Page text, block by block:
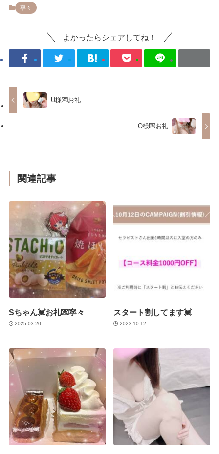
寧々
よかったらシェアしてね！
U様💌お礼
O様💌お礼
関連記事
Sちゃん💓お礼💌寧々
2025.03.20
スタート割してます💓
2023.10.12